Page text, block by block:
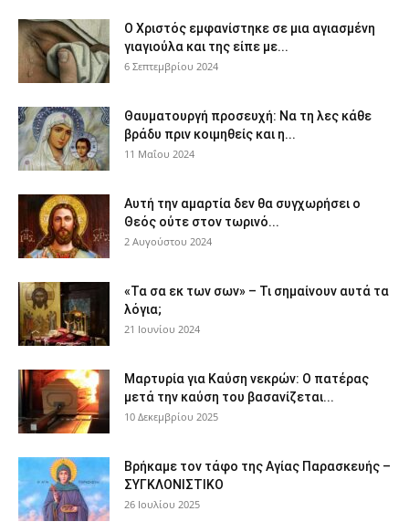
Ο Χριστός εμφανίστηκε σε μια αγιασμένη
γιαγιούλα και της είπε με...
6 Σεπτεμβρίου 2024
Θαυματουργή προσευχή: Να τη λες κάθε
βράδυ πριν κοιμηθείς και η...
11 Μαΐου 2024
Αυτή την αμαρτία δεν θα συγχωρήσει ο
Θεός ούτε στον τωρινό...
2 Αυγούστου 2024
«Τα σα εκ των σων» – Τι σημαίνουν αυτά τα
λόγια;
21 Ιουνίου 2024
Μαρτυρία για Καύση νεκρών: Ο πατέρας
μετά την καύση του βασανίζεται...
10 Δεκεμβρίου 2025
Βρήκαμε τον τάφο της Αγίας Παρασκευής –
ΣΥΓΚΛΟΝΙΣΤΙΚΟ
26 Ιουλίου 2025